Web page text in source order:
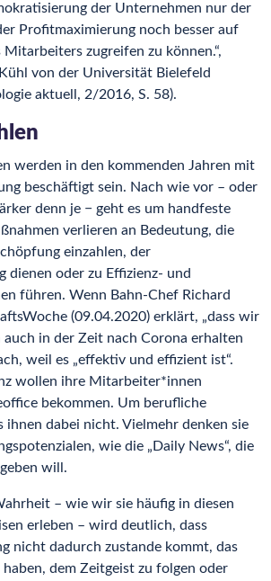
der Unternehmen nur der
Profitmaximierung noch besser auf
zugreifen zu können.“,
von der Universität Bielefeld
aktuell, 2/2016, S. 58).
werden in den kommenden Jahren mit
beschäftigt sein. Nach wie vor – oder
denn je − geht es um handfeste
verlieren an Bedeutung, die
einzahlen, der
dienen oder zu Effizienz- und
führen. Wenn Bahn-Chef Richard
(09.04.2020) erklärt, „dass wir
auch in der Zeit nach Corona erhalten
weil es „effektiv und effizient ist“.
wollen ihre Mitarbeiter*innen
bekommen. Um berufliche
ihnen dabei nicht. Vielmehr denken sie
wie die „Daily News“, die
will.
– wie wir sie häufig in diesen
erleben – wird deutlich, dass
nicht dadurch zustande kommt, das
dem Zeitgeist zu folgen oder